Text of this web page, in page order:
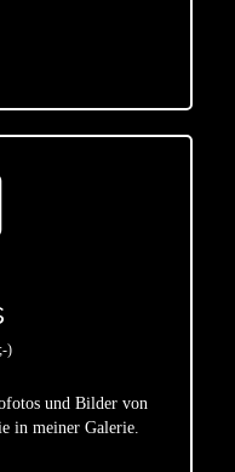
)
und Bilder von
in meiner Galerie.